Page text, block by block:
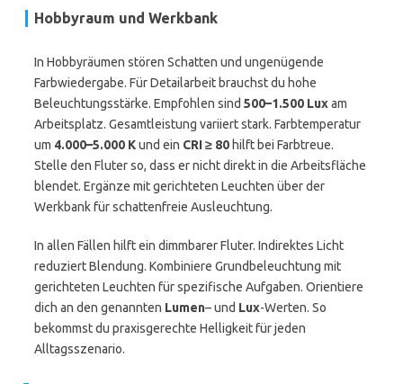
Hobbyraum und Werkbank
In Hobbyräumen stören Schatten und ungenügende
Farbwiedergabe. Für Detailarbeit brauchst du hohe
Beleuchtungsstärke. Empfohlen sind 500–1.500 Luxam
Arbeitsplatz. Gesamtleistung variiert stark. Farbtemperatur
um 4.000–5.000 Kund ein CRI ≥ 80 hilft bei Farbtreue.
Stelle den Fluter so, dass er nicht direkt in die Arbeitsfläche
blendet. Ergänze mit gerichteten Leuchten über der
Werkbank für schattenfreie Ausleuchtung.
In allen Fällen hilft ein dimmbarer Fluter. Indirektes Licht
reduziert Blendung. Kombiniere Grundbeleuchtung mit
gerichteten Leuchten für spezifische Aufgaben. Orientiere
dich an den genannten Lumen– und Lux-Werten. So
bekommst du praxisgerechte Helligkeit für jeden
Alltagsszenario.